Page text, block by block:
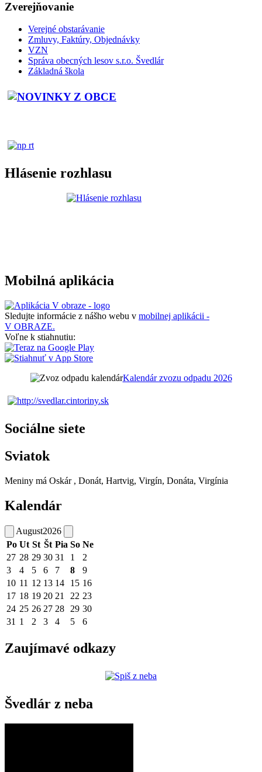
Zverejňovanie
Verejné obstarávanie
Zmluvy, Faktúry, Objednávky
VZN
Správa obecných lesov s.r.o. Švedlár
Základná škola
Hlásenie rozhlasu
Mobilná aplikácia
Sledujte informácie z nášho webu v mobilnej aplikácii -
V OBRAZE.
Voľne k stiahnutiu:
Kalendár zvozu odpadu 2026
Sociálne siete
Sviatok
Meniny má Oskár , Donát, Hartvig, Virgín, Donáta, Virgínia
Kalendár
August2026
Po Ut St Št Pia So Ne
27 28 29 30 31 1
2
3
4 5 6 7 8
9
10 11 12 13 14 15 16
17 18 19 20 21 22 23
24 25 26 27 28 29 30
31 1 2 3 4 5 6
Zaujímavé odkazy
Švedlár z neba